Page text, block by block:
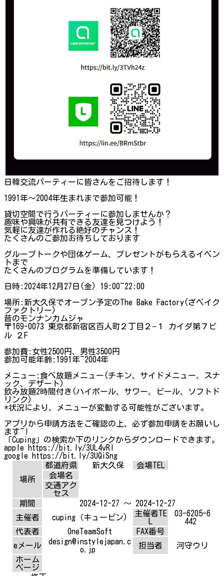
日韓交流パーティーに皆さんをご招待します！
1991年〜2004年生まれまで参加可能！
貸切空間で行うパーティーに参加しませんか？
趣味や興味が共有できる友達を見つけよう！
気軽に友達が作れる絶好のチャンス！
たくさんのご参加お待ちしております
グループトークや団体ゲーム、プレゼントがもらえるイベン
トまで
たくさんのプログラムを準備しています！
日時:2024年12月27日(金) 19:00~22:00
場所:新大久保でオープン予定のThe Bake Factory(ざベイク
ファクトリー)
昔のモンナンカムジャ
〒169-0073 東京都新宿区百人町２丁目２−１ カイダ第７ビ
ル ２F
参加費:女性2500円、男性3500円
参加可能年齢:1991年~2004年
メニュー:食べ放題メニュー(チキン、サイドメニュー、スナ
ック、デザート)
飲み放題2時間付き(ハイボール、サワー、ビール、ソフトド
リンク)
*状況により、メニューが変動する可能性がございます。
アプリから申請方法をご確認の上、必ず参加申請をお願いし
ます~!
「Cuping」の検索か下のリンクからダウンロードできます。
apple https://bit.ly/3UL4vRl
google https://bit.ly/3UQiSng
場所
都道府県 新大久保
会場TEL
会場名
交通アク
セス
期間
2024-12-27 ～ 2024-12-27
主催者
cuping（キューピン)
主催者TE
03-6205-6
442
代表者
OneTeamSoft
FAX番号
eメール
design@instylejapan.c
o.jp
担当者
河守ウリ
ホーム
ページ